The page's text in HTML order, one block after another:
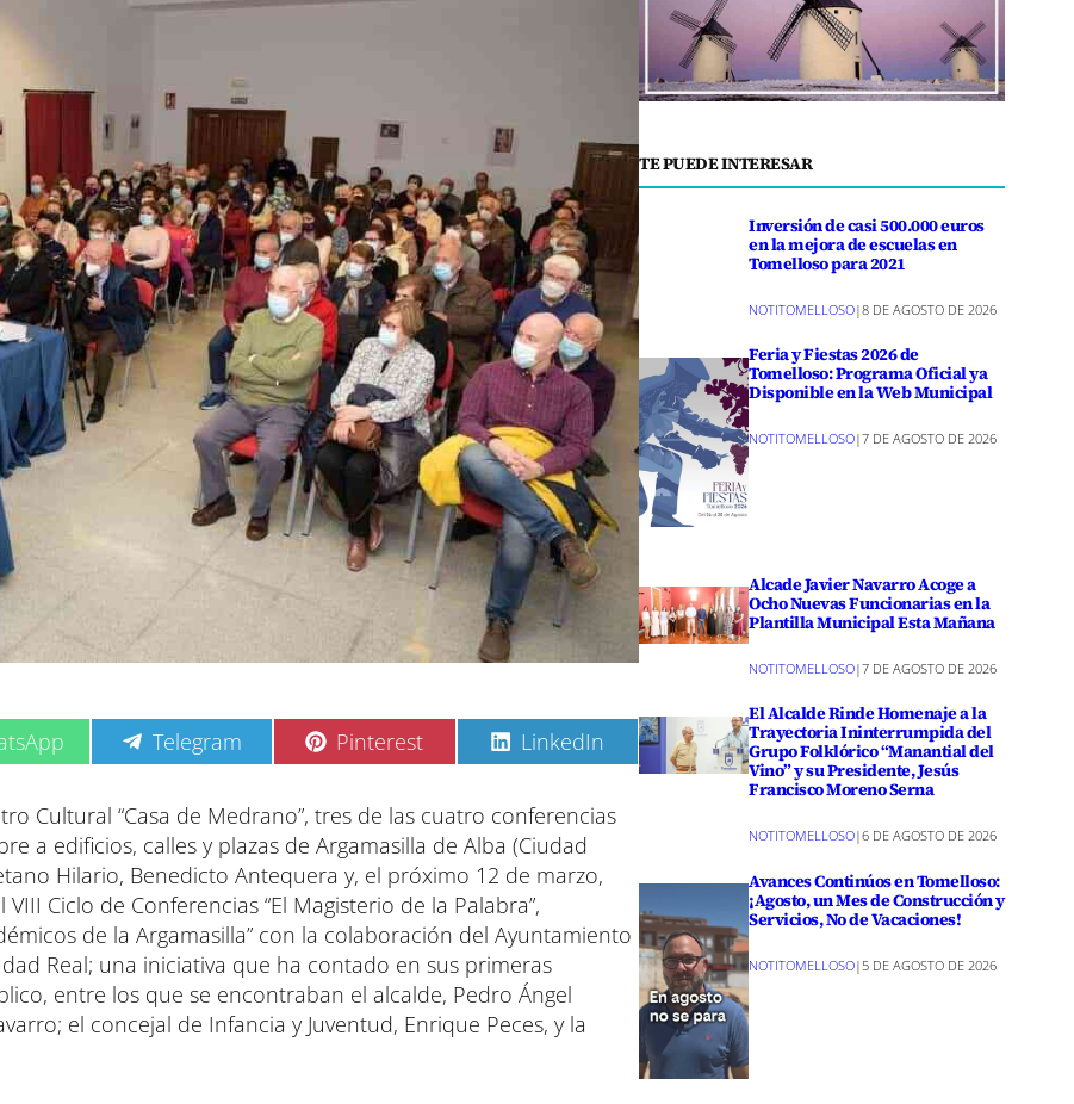
C
o
p
a
r
t
i
r
e
n
Telegram C
o
p
a
r
t
i
r
e
n
Pinterest C
o
p
a
r
t
i
r
e
n
LinkedIn
Cultural “Casa de Medrano”, tres de las cuatro conferencias
a edificios, calles y plazas de Argamasilla de Alba (Ciudad
Hilario, Benedicto Antequera y, el próximo 12 de marzo,
Ciclo de Conferencias “El Magisterio de la Palabra”,
de la Argamasilla” con la colaboración del Ayuntamiento
Real; una iniciativa que ha contado en sus primeras
entre los que se encontraban el alcalde, Pedro Ángel
el concejal de Infancia y Juventud, Enrique Peces, y la
TE PUEDE INTERESAR
Inversión de casi 500.000 euros
en la mejora de escuelas en
Tomelloso para 2021
NOTITOMELLOSO|8 DE AGOSTO DE 2026
Feria y Fiestas 2026 de
Tomelloso: Programa Oficial ya
Disponible en la Web Municipal
NOTITOMELLOSO|7 DE AGOSTO DE 2026
Alcade Javier Navarro Acoge a
Ocho Nuevas Funcionarias en la
Plantilla Municipal Esta Mañana
NOTITOMELLOSO|7 DE AGOSTO DE 2026
El Alcalde Rinde Homenaje a la
Trayectoria Ininterrumpida del
Grupo Folklórico “Manantial del
Vino” y su Presidente, Jesús
Francisco Moreno Serna
NOTITOMELLOSO|6 DE AGOSTO DE 2026
Avances Continúos en Tomelloso:
¡Agosto, un Mes de Construcción y
Servicios, No de Vacaciones!
NOTITOMELLOSO| 5 DE AGOSTO DE 2026